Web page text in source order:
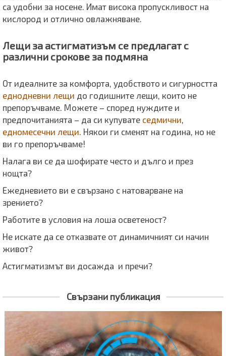
са удобни за носене. Имат висока пропускливост на
кислород и отлично овлажняване.
Лещи за астигматизъм се предлагат с
различни срокове за подмяна
От идеалните за комфорта, удобството и сигурността
еднодневни лещи до годишните лещи, които не
препоръчваме. Можете – според нуждите и
предпочитанията – да си купувате седмични
едномесечни лещи . Някои ги сменят на година, но не
ви го препоръчваме!
Налага ви се да шофирате често и дълго и през
нощта?
Ежедневието ви е свързано с натоварване на
зрението?
Работите в условия на лоша осветеност?
Не искате да се отказвате от динамичният си начин
живот?
Астигматизмът ви досажда и пречи?
Свързани публикация